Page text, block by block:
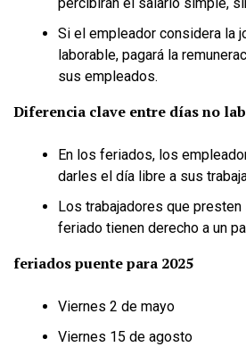
Si el empleador considera la
laborable, pagará la
sus empleados.
Diferencia clave entre días no
En los feriados, los
darles el día libre a sus
Los trabajadores que
feriado tienen derecho a un
feriados puentepara 2025
Viernes 2 de mayo
Viernes 15 de agosto